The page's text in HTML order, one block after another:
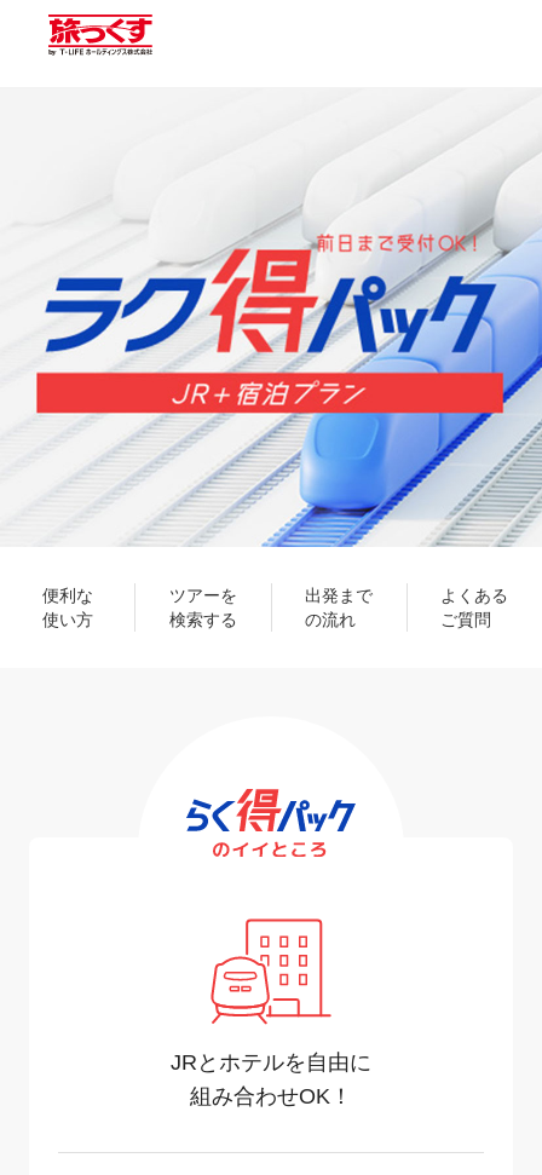
便利な
使い方
ツアーを
検索する
出発まで
の流れ
よくある
ご質問
JRとホテルを自由に
組み合わせOK！